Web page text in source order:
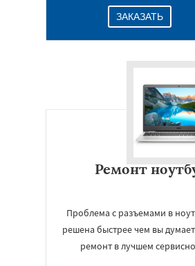
ЗАКАЗАТЬ
Ремонт
Проблема с разъемами в
решена быстрее чем вы
ремонт в лучшем